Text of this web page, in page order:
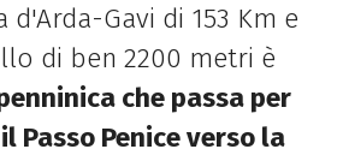
d'Arda-Gavi di 153 Km e
di ben 2200 metri è
che passa per
Passo Penice verso la